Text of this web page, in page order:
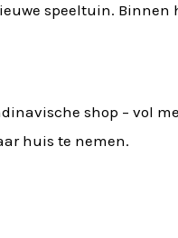
speeltuin. Binnen
shop – vol
huis te nemen.